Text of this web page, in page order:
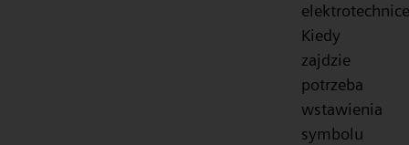
Kiedy
zajdzie
potrzeba
wstawienia
symbolu